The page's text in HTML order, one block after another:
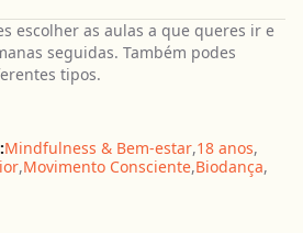
escolher as aulas a que queres ir e
seguidas. Também podes
tipos.
Mindfulness & Bem-estar,18 anos,
,Movimento Consciente,Biodança,